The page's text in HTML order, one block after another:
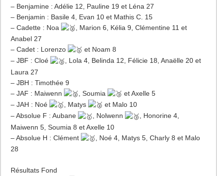
– Benjamine : Adélie 12, Pauline 19 et Léna 27
– Benjamin : Basile 4, Evan 10 et Mathis C. 15
– Cadette : Noa
, Marion 6, Kélia 9, Clémentine 11 et
Anabel 27
– Cadet : Lorenzo
et Noam 8
– JBF : Cloé
, Lola 4, Belinda 12, Félicie 18, Anaëlle 20 et
Laura 27
– JBH : Timothée 9
– JAF : Maiwenn
, Soumia
et Axelle 5
– JAH : Noé
, Matys
et Malo 10
– Absolue F : Aubane
, Nolwenn
, Honorine 4,
Maiwenn 5, Soumia 8 et Axelle 10
– Absolue H : Clément
, Noé 4, Matys 5, Charly 8 et Malo
28
Résultats Fond